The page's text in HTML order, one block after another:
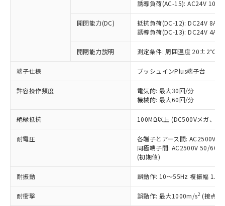
誘導負荷(AC-15): AC24V
開閉能力(DC)
抵抗負荷(DC-12): DC24V 8A/
誘導負荷(DC-13): DC24V 4A/
開閉能力説明 測定条件: 周囲温度 20±2℃、
端子仕様 プッシュインPlus端子台
許容操作頻度
電気的: 最大30回/分
機械的: 最大60回/分
絶縁抵抗 100MΩ以上 (DC500Vメガ、点
耐電圧
各端子とアース間: AC2500V
同極端子間: AC2500V 50/
(初期値)
耐振動 誤動作: 10～55Hz 複振幅
耐衝撃 誤動作: 最大1000m/s2 (接点
本サービスの対象外となる商品もある
在庫状況および標準価格照会結果は、
記載している更新日時点での社内デー
タに基づき作成されるものであり、閲
覧された時点での実際の在庫および標
準価格とは異なる場合があることをご
正式な納期状況および標準価格はお客
様のお取引先、またはお客様担当のオ
ムロン制御機器販売店・当社販売員に
販売ネットワーク
」をご確認
在庫状況および標準価格結果を当社の
事前の承諾なく第三者に漏洩または開
示しないようお願いします。
マイパーツ機能（部品リスト作成サー
いたものが、含有品と判明した場合などや
むを得ず変更することがあります。
鉛(Pb) 1000ppm以下、 水銀(Hg) 1000ppm以下、 カド
類(PBB) 1000ppm以下、ポリ臭化ジフェニルエーテル類
(PBDE) 1000ppm以下、フタル酸ビス(2-エチルヘキシ
ル) (DEHP)(別名：DOP) 1000ppm以下、フタル酸ブチ
ルベンジル（BBP） 1000ppm以下、フタル酸ジブチル
（DBP） 1000ppm以下、フタル酸ジイソブチル
但し、RoHS指令で産業用監視および制御機器に対する
図的な使用がないことを確認しています。
部品在庫の切り替え状況などにより、予定
月が前後することがあります。
基準値を超えていることを示します。
「－」：未確認です。当社販売部門へお問
*中国RoHS10物質の基準値 (GB/T26572)：
Pb(鉛) :1000ppm、 Hg(水銀) : 1000ppm、 Cd(カドミウ
ム) : 100ppm、
Cr(Ⅵ)(六価クロム) : 1000ppm、 PBBs(ポリ臭化ビフェ
ニル類) : 1000ppm、 PBDEs(ポリ臭化ジフェニルエーテ
ル類) : 1000ppm、
DBP(フタル酸ジブチル) : 1000ppm、 DIBP(フタル酸ジ
イソブチル) : 1000ppm、 BBP(フタル酸ブチルベンジ
DEHP(フタル酸ビス(2-エチルヘキシル)) : 1000ppm
準値以下であることを示します。
「10」：通常の使用状況下において有害物
質が外部に漏えいし、環境に深刻な影響を
当社は、これら貴社製品のうち、外国
為替および外国貿易法に定める商品
（以下｢規制貨物等」という）を輸出
国政府の輸出許可(または役務取引許
可)を取得するなどの必要な手続きを
当社は規制貨物を破棄する場合は、完
全に破砕するなど、違法に輸出されな
いよう必要な手段を講じます。
当社は貴社製品を、核兵器、ミサイ
ル、化学兵器、生物兵器またはその他
武器並びにこれらの製造装置等に一切
当社は、貴社製品を第三者に販売する
場合は、上記1、2および3の内容を当
該第三者に通知します。また当社は、
販売先および販売に係わる関係者が違
法に輸出するおそれがある場合は、取
説明
一定数以上の在庫あり
一定数には満たないが在庫あり
在庫なし(最新の在庫状況につ
いては、お客様のお取引先、ま
たはお客様担当のオムロン制御
機器販売店・当社販売員にご確
受注生産機種、また在庫状況の